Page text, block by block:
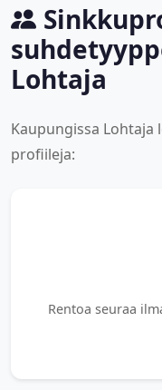
Lohtaja
Kaupungissa
profiileja:
Rentoa seuraa